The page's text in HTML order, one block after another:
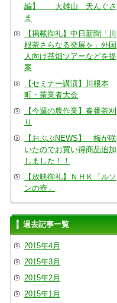
編】 大雄山 天んぐさ
ま
【掲載御礼】中日新聞「川
根茶さらなる発展を」外国
人向け茶畑ツアーなどを提
案
【セミナー講演】川根本
町・茶業者大会
【今週の農作業】春番茶刈
り
【おぶぶNEWS】 梅が咲
いたのでお買い得商品追加
しました！！
【放映御礼】ＮＨＫ「ルソ
ンの壺」
過去記事一覧
2015年4月
2015年3月
2015年2月
2015年1月